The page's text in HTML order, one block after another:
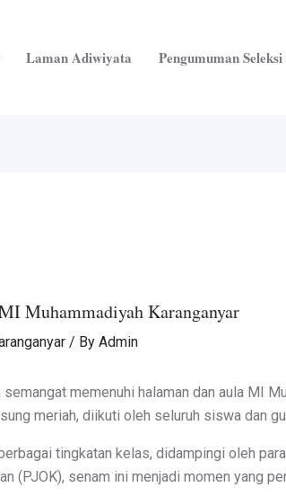
Laman Adiwiyata Pengumuman
Muhammadiyah Karanganyar
/ By Admin
memenuhi halaman dan aula MI
meriah, diikuti oleh seluruh siswa dan
tingkatan kelas, didampingi oleh
(PJOK), senam ini menjadi momen yang